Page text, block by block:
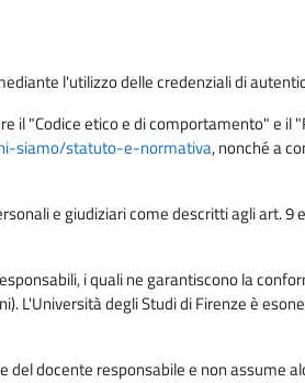
l'utilizzo delle credenziali di
"Codice etico e di comportamento" e
siamo/statuto-e-normativa, nonché a
e giudiziari come descritti agli art. 9
i quali ne garantiscono la
degli Studi di Firenze è
docente responsabile e non assume